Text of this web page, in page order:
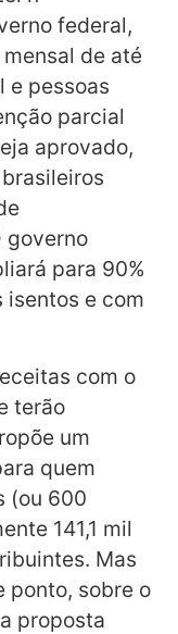
federal,
de até
e pessoas
parcial
aprovado,
governo
para 90%
e com
com o
terão
um
quem
(ou 600
141,1 mil
Mas
ponto, sobre o
proposta